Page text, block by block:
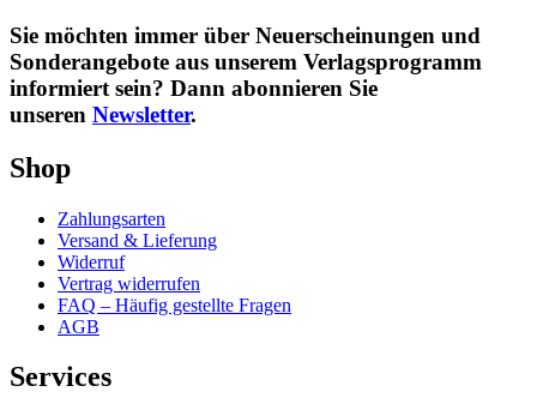
Sie möchten immer über Neuerscheinungen und
Sonderangebote aus unserem Verlagsprogramm
informiert sein? Dann abonnieren Sie
unseren Newsletter.
Shop
Zahlungsarten
Versand & Lieferung
Widerruf
Vertrag widerrufen
FAQ – Häufig gestellte Fragen
AGB
Services